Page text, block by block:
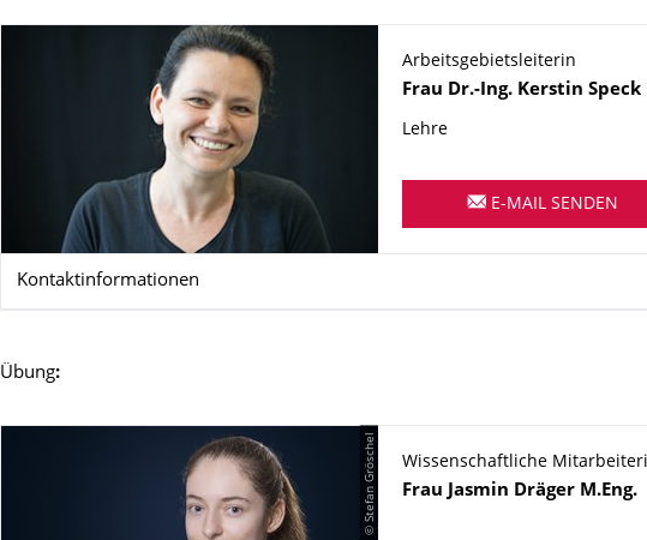
Arbeitsgebietsleiterin
Name
Frau Dr.-Ing. Kerstin Speck
Lehre
E-MAIL SENDEN
Kontaktinformationen
Übung:
© Stefan Gröschel
Wissenschaftliche
Name
Frau Jasmin Dräger M.Eng.